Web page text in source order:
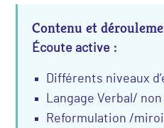
Contenu et
Écoute active :
Différents niveaux
Langage Verbal/
Reformulation /